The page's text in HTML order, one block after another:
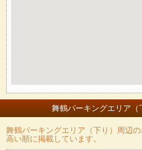
舞鶴パーキングエリア（
舞鶴パーキングエリア（下り） 周辺
高い順に掲載しています。